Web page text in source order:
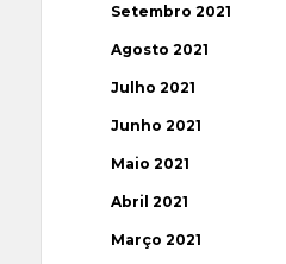
Setembro 2021
Agosto 2021
Julho 2021
Junho 2021
Maio 2021
Abril 2021
Março 2021